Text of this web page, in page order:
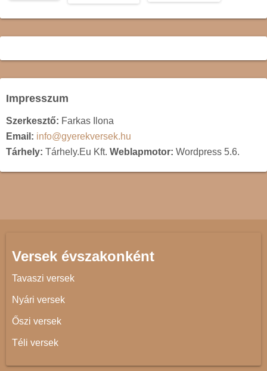
Impresszum
Szerkesztő: Farkas Ilona
Email: info@gyerekversek.hu
Tárhely: Tárhely.Eu Kft. Weblapmotor: Wordpress 5.6.
Versek évszakonként
Tavaszi versek
Nyári versek
Őszi versek
Téli versek